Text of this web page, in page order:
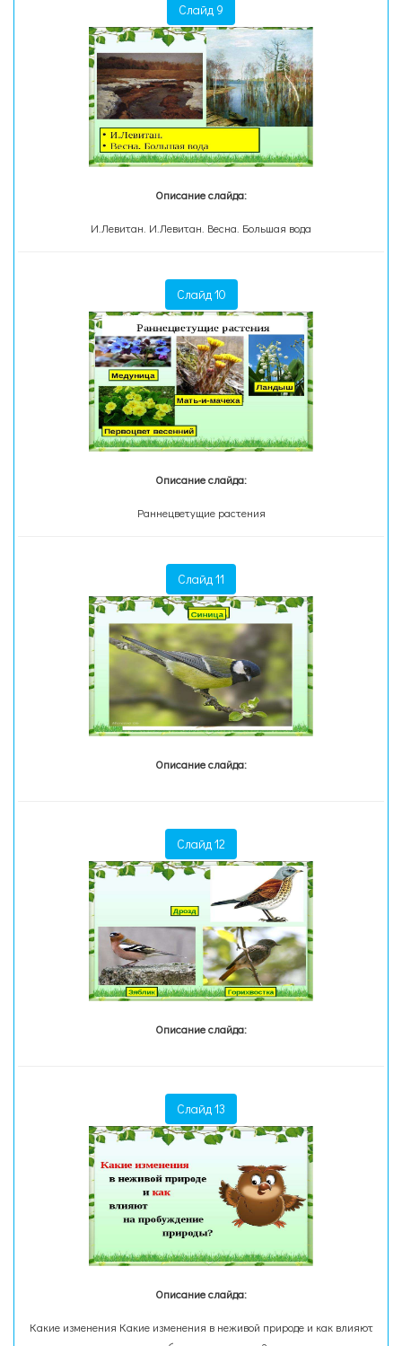
Слайд 9
Описание слайда:
И.Левитан. И.Левитан. Весна. Большая вода
Слайд 10
Описание слайда:
Раннецветущие растения
Слайд 11
Описание слайда:
Слайд 12
Описание слайда:
Слайд 13
Описание слайда:
Какие изменения Какие изменения в неживой природе и как влияют